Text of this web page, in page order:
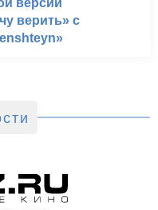
версии
верить» с